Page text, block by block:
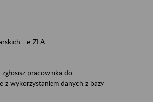
- e-ZLA
pracownika do
z wykorzystaniem danych z bazy